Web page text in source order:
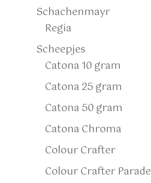
Schachenmayr
Regia
Scheepjes
Catona 10 gram
Catona 25 gram
Catona 50 gram
Catona Chroma
Colour Crafter
Colour Crafter Parade